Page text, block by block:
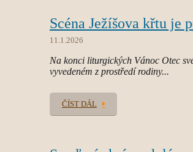
Scéna Ježíšova křtu je
11.1.2026
Na konci liturgických Vánoc Otec
vyvedeném z prostředí rodiny...
ČÍST DÁL